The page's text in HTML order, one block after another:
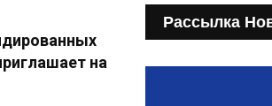
на
Рассылка